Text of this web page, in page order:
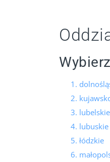
lubelskie
lubuskie
łódzkie